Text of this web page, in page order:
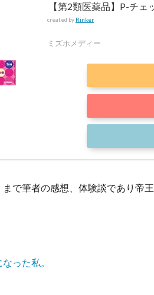
【第2類医薬品】P-チェ
created by Rinker
ミズホメディー
で筆者の感想、体験談であり帝
った私。